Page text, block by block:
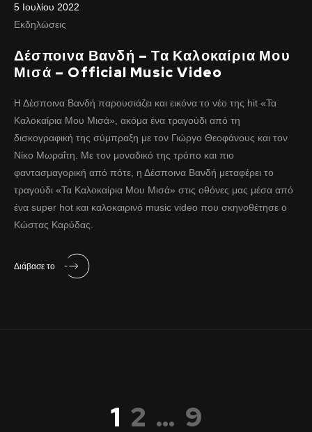
5 Ιουλίου 2022
Εκδηλώσεις
Δέσποινα Βανδή – Τα Καλοκαίρια Μου
Μισά – Official Music Video
Η Δέσποινα Βανδή παρουσιάζει και εικόνα το νέο της hit «Τα
Καλοκαίρια Μου Μισά», ακόμα ένα τραγούδι από τη
δισκογραφική της σύμπραξη με τον Γιώργο Θεοφάνους και τον
Νίκο Μωραΐτη. Με τον μοναδικό της τρόπο και πιο
φαντασμαγορική από πότε, η Δέσποινα Βανδή μεταφέρει το
τραγούδι «Τα Καλοκαίρια Μου Μισά» στις οθόνες μας μέσα από
ένα super hot και καλοκαιρινό music video που σκηνοθέτησε ο
Κώστας Καρύδας.
Διάβασε το
1 2 … 9